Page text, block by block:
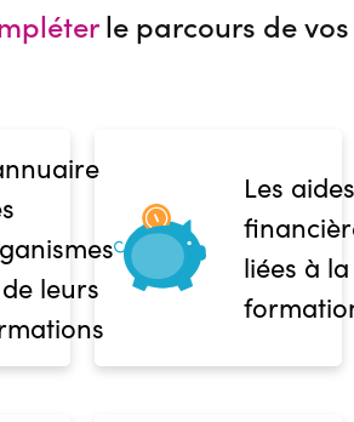
le parcours de vos
leurs
Les aides
liées à la